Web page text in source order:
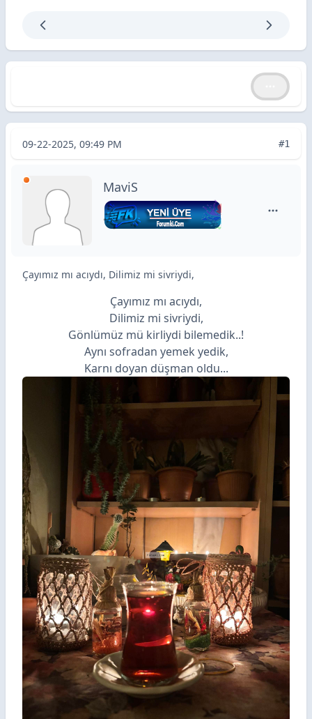
09-22-2025, 09:49 PM #1
MaviS
Çayımız mı acıydı, Dilimiz mi sivriydi,
Çayımız mı acıydı,
Dilimiz mi sivriydi,
Gönlümüz mü kirliydi bilemedik..!
Aynı sofradan yemek yedik,
Karnı doyan düşman oldu...